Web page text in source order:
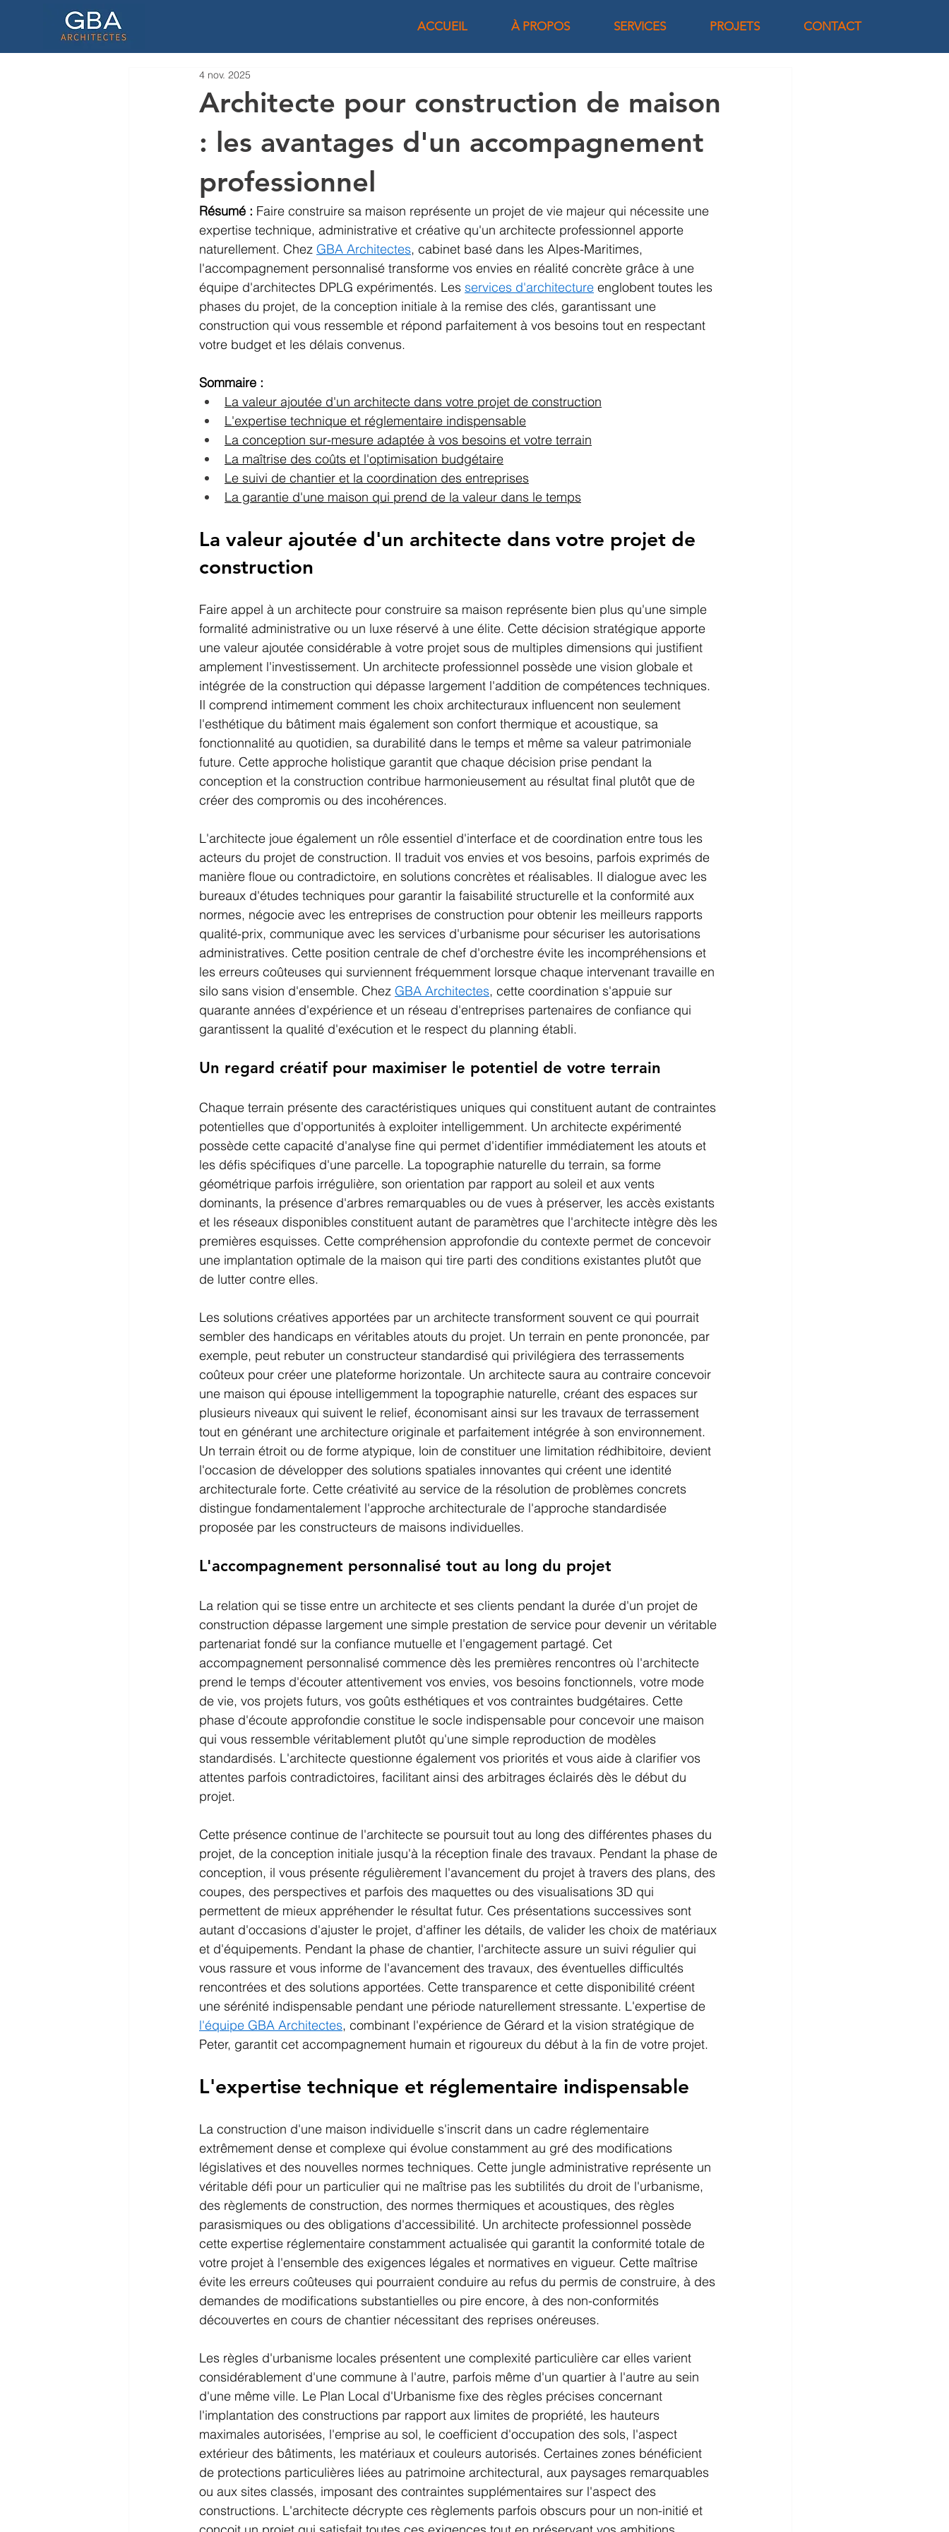
ACCUEIL À PROPOS SERVICES PROJETS CONTACT
Architecte pour construction de maison
: les avantages d'un accompagnement
professionnel
4 nov. 2025
Résumé : Faire construire sa maison représente un projet de vie majeur qui nécessite une
expertise technique, administrative et créative qu'un architecte professionnel apporte
naturellement. Chez GBA Architectes, cabinet basé dans les Alpes-Maritimes,
l'accompagnement personnalisé transforme vos envies en réalité concrète grâce à une
équipe d'architectes DPLG expérimentés. Les services d'architecture englobent toutes les
phases du projet, de la conception initiale à la remise des clés, garantissant une
construction qui vous ressemble et répond parfaitement à vos besoins tout en respectant
votre budget et les délais convenus.
Sommaire :
La valeur ajoutée d'un architecte dans votre projet de construction
L'expertise technique et réglementaire indispensable
La conception sur-mesure adaptée à vos besoins et votre terrain
La maîtrise des coûts et l'optimisation budgétaire
Le suivi de chantier et la coordination des entreprises
La garantie d'une maison qui prend de la valeur dans le temps
La valeur ajoutée d'un architecte dans votre projet de
construction
Faire appel à un architecte pour construire sa maison représente bien plus qu'une simple
formalité administrative ou un luxe réservé à une élite. Cette décision stratégique apporte
une valeur ajoutée considérable à votre projet sous de multiples dimensions qui justifient
amplement l'investissement. Un architecte professionnel possède une vision globale et
intégrée de la construction qui dépasse largement l'addition de compétences techniques.
Il comprend intimement comment les choix architecturaux influencent non seulement
l'esthétique du bâtiment mais également son confort thermique et acoustique, sa
fonctionnalité au quotidien, sa durabilité dans le temps et même sa valeur patrimoniale
future. Cette approche holistique garantit que chaque décision prise pendant la
conception et la construction contribue harmonieusement au résultat final plutôt que de
créer des compromis ou des incohérences.
L'architecte joue également un rôle essentiel d'interface et de coordination entre tous les
acteurs du projet de construction. Il traduit vos envies et vos besoins, parfois exprimés de
manière floue ou contradictoire, en solutions concrètes et réalisables. Il dialogue avec les
bureaux d'études techniques pour garantir la faisabilité structurelle et la conformité aux
normes, négocie avec les entreprises de construction pour obtenir les meilleurs rapports
qualité-prix, communique avec les services d'urbanisme pour sécuriser les autorisations
administratives. Cette position centrale de chef d'orchestre évite les incompréhensions et
les erreurs coûteuses qui surviennent fréquemment lorsque chaque intervenant travaille en
silo sans vision d'ensemble. Chez GBA Architectes, cette coordination s'appuie sur
quarante années d'expérience et un réseau d'entreprises partenaires de confiance qui
garantissent la qualité d'exécution et le respect du planning établi.
Un regard créatif pour maximiser le potentiel de votre terrain
Chaque terrain présente des caractéristiques uniques qui constituent autant de contraintes
potentielles que d'opportunités à exploiter intelligemment. Un architecte expérimenté
possède cette capacité d'analyse fine qui permet d'identifier immédiatement les atouts et
les défis spécifiques d'une parcelle. La topographie naturelle du terrain, sa forme
géométrique parfois irrégulière, son orientation par rapport au soleil et aux vents
dominants, la présence d'arbres remarquables ou de vues à préserver, les accès existants
et les réseaux disponibles constituent autant de paramètres que l'architecte intègre dès les
premières esquisses. Cette compréhension approfondie du contexte permet de concevoir
une implantation optimale de la maison qui tire parti des conditions existantes plutôt que
de lutter contre elles.
Les solutions créatives apportées par un architecte transforment souvent ce qui pourrait
sembler des handicaps en véritables atouts du projet. Un terrain en pente prononcée, par
exemple, peut rebuter un constructeur standardisé qui privilégiera des terrassements
coûteux pour créer une plateforme horizontale. Un architecte saura au contraire concevoir
une maison qui épouse intelligemment la topographie naturelle, créant des espaces sur
plusieurs niveaux qui suivent le relief, économisant ainsi sur les travaux de terrassement
tout en générant une architecture originale et parfaitement intégrée à son environnement.
Un terrain étroit ou de forme atypique, loin de constituer une limitation rédhibitoire, devient
l'occasion de développer des solutions spatiales innovantes qui créent une identité
architecturale forte. Cette créativité au service de la résolution de problèmes concrets
distingue fondamentalement l'approche architecturale de l'approche standardisée
proposée par les constructeurs de maisons individuelles.
L'accompagnement personnalisé tout au long du projet
La relation qui se tisse entre un architecte et ses clients pendant la durée d'un projet de
construction dépasse largement une simple prestation de service pour devenir un véritable
partenariat fondé sur la confiance mutuelle et l'engagement partagé. Cet
accompagnement personnalisé commence dès les premières rencontres où l'architecte
prend le temps d'écouter attentivement vos envies, vos besoins fonctionnels, votre mode
de vie, vos projets futurs, vos goûts esthétiques et vos contraintes budgétaires. Cette
phase d'écoute approfondie constitue le socle indispensable pour concevoir une maison
qui vous ressemble véritablement plutôt qu'une simple reproduction de modèles
standardisés. L'architecte questionne également vos priorités et vous aide à clarifier vos
attentes parfois contradictoires, facilitant ainsi des arbitrages éclairés dès le début du
projet.
Cette présence continue de l'architecte se poursuit tout au long des différentes phases du
projet, de la conception initiale jusqu'à la réception finale des travaux. Pendant la phase de
conception, il vous présente régulièrement l'avancement du projet à travers des plans, des
coupes, des perspectives et parfois des maquettes ou des visualisations 3D qui
permettent de mieux appréhender le résultat futur. Ces présentations successives sont
autant d'occasions d'ajuster le projet, d'affiner les détails, de valider les choix de matériaux
et d'équipements. Pendant la phase de chantier, l'architecte assure un suivi régulier qui
vous rassure et vous informe de l'avancement des travaux, des éventuelles difficultés
rencontrées et des solutions apportées. Cette transparence et cette disponibilité créent
une sérénité indispensable pendant une période naturellement stressante. L'expertise de
l'équipe GBA Architectes, combinant l'expérience de Gérard et la vision stratégique de
Peter, garantit cet accompagnement humain et rigoureux du début à la fin de votre projet.
L'expertise technique et réglementaire indispensable
La construction d'une maison individuelle s'inscrit dans un cadre réglementaire
extrêmement dense et complexe qui évolue constamment au gré des modifications
législatives et des nouvelles normes techniques. Cette jungle administrative représente un
véritable défi pour un particulier qui ne maîtrise pas les subtilités du droit de l'urbanisme,
des règlements de construction, des normes thermiques et acoustiques, des règles
parasismiques ou des obligations d'accessibilité. Un architecte professionnel possède
cette expertise réglementaire constamment actualisée qui garantit la conformité totale de
votre projet à l'ensemble des exigences légales et normatives en vigueur. Cette maîtrise
évite les erreurs coûteuses qui pourraient conduire au refus du permis de construire, à des
demandes de modifications substantielles ou pire encore, à des non-conformités
découvertes en cours de chantier nécessitant des reprises onéreuses.
Les règles d'urbanisme locales présentent une complexité particulière car elles varient
considérablement d'une commune à l'autre, parfois même d'un quartier à l'autre au sein
d'une même ville. Le Plan Local d'Urbanisme fixe des règles précises concernant
l'implantation des constructions par rapport aux limites de propriété, les hauteurs
maximales autorisées, l'emprise au sol, le coefficient d'occupation des sols, l'aspect
extérieur des bâtiments, les matériaux et couleurs autorisés. Certaines zones bénéficient
de protections particulières liées au patrimoine architectural, aux paysages remarquables
ou aux sites classés, imposant des contraintes supplémentaires sur l'aspect des
constructions. L'architecte décrypte ces règlements parfois obscurs pour un non-initié et